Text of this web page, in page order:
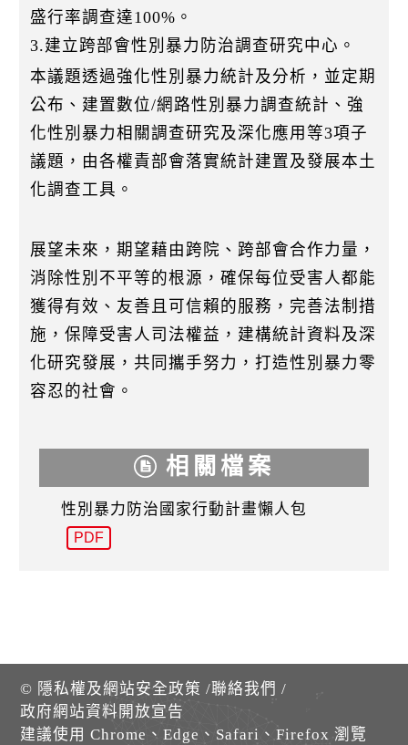
盛行率調查達100%。
3.建立跨部會性別暴力防治調查研究中心。
本議題透過強化性別暴力統計及分析，並定期
公布、建置數位/網路性別暴力調查統計、強
化性別暴力相關調查研究及深化應用等3項子
議題，由各權責部會落實統計建置及發展本土
化調查工具。
展望未來，期望藉由跨院、跨部會合作力量，
消除性別不平等的根源，確保每位受害人都能
獲得有效、友善且可信賴的服務，完善法制措
施，保障受害人司法權益，建構統計資料及深
化研究發展，共同攜手努力，打造性別暴力零
容忍的社會。
相關檔案
性別暴力防治國家行動計畫懶人包
PDF
© 隱私權及網站安全政策 /聯絡我們 /
政府網站資料開放宣告
建議使用 Chrome、Edge、Safari、Firefox 瀏覽